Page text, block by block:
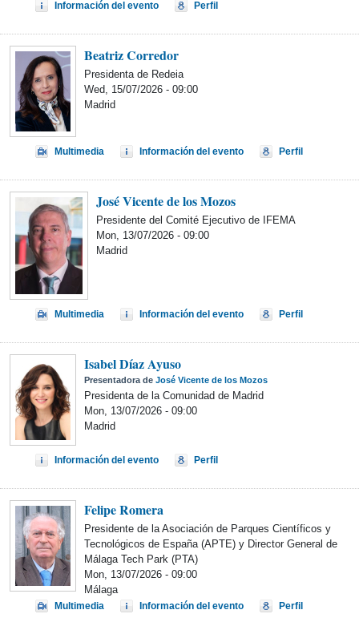
Información del evento Perfil
Beatriz Corredor
Presidenta de Redeia
Wed, 15/07/2026 - 09:00
Madrid
Multimedia Información del evento Perfil
José Vicente de los Mozos
Presidente del Comité Ejecutivo de IFEMA
Mon, 13/07/2026 - 09:00
Madrid
Multimedia Información del evento Perfil
Isabel Díaz Ayuso
Presentadora de José Vicente de los Mozos
Presidenta de la Comunidad de Madrid
Mon, 13/07/2026 - 09:00
Madrid
Información del evento Perfil
Felipe Romera
Presidente de la Asociación de Parques Científicos y
Tecnológicos de España (APTE) y Director General de
Málaga Tech Park (PTA)
Mon, 13/07/2026 - 09:00
Málaga
Multimedia Información del evento Perfil